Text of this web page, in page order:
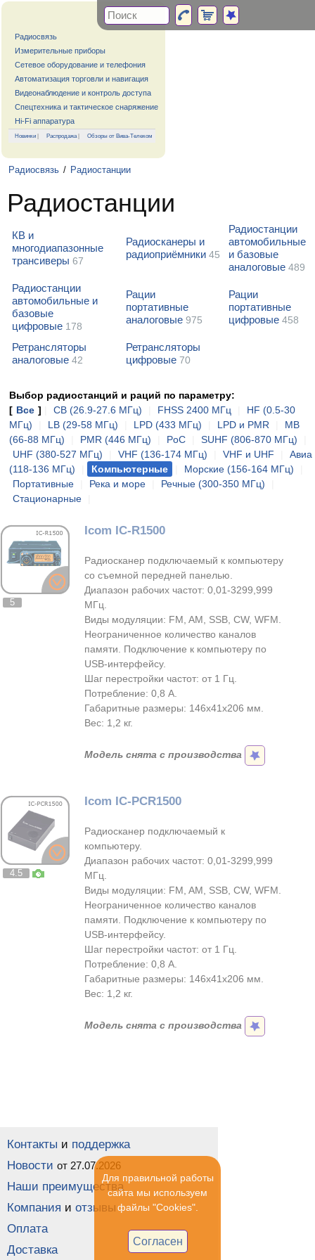
Радиосвязь
Измерительные приборы
Сетевое оборудование и телефония
Автоматизация торговли и навигация
Видеонаблюдение и контроль доступа
Спецтехника и тактическое снаряжение
Hi-Fi аппаратура
Новинки | Распродажа| Обзоры от Вива-Телеком
Радиосвязь / Радиостанции
Радиостанции
КВ и
многодиапазонные
трансиверы 67
Радиосканеры и
радиоприёмники 45
Радиостанции
автомобильные
и базовые
аналоговые 489
Радиостанции
автомобильные и
базовые
цифровые 178
Рации
портативные
аналоговые 975
Рации
портативные
цифровые 458
Ретрансляторы
аналоговые 42
Ретрансляторы
цифровые 70
Выбор радиостанций и раций по параметру:
[ Все ] CB (26.9-27.6 МГц) FHSS 2400 МГц
HF (0.5-30
МГц)
LB (29-58 МГц) LPD (433 МГц) LPD и PMR
MB
(66-88 МГц)
PMR (446 МГц) PoC SUHF (806-870 МГц)
UHF (380-527 МГц)
VHF (136-174 МГц) VHF и UHF
Авиа
(118-136 МГц)
Компьютерные Морские (156-164 МГц)
Портативные
Река и море Речные (300-350 МГц)
Стационарные
5
Icom IC-R1500
Радиосканер подключаемый к компьютеру
со съемной передней панелью.
Диапазон рабочих частот: 0,01-3299,999
МГц.
Виды модуляции: FM, AM, SSB, CW, WFM.
Неограниченное количество каналов
памяти. Подключение к компьютеру по
USB-интерфейсу.
Шаг перестройки частот: от 1 Гц.
Потребление: 0,8 А.
Габаритные размеры: 146х41х206 мм.
Вес: 1,2 кг.
Модель снята с производства
4.5
Icom IC-PCR1500
Радиосканер подключаемый к
компьютеру.
Диапазон рабочих частот: 0,01-3299,999
МГц.
Виды модуляции: FM, AM, SSB, CW, WFM.
Неограниченное количество каналов
памяти. Подключение к компьютеру по
USB-интерфейсу.
Шаг перестройки частот: от 1 Гц.
Потребление: 0,8 А.
Габаритные размеры: 146х41х206 мм.
Вес: 1,2 кг.
Модель снята с производства
Контакты и поддержка
Новости от 27.07.2026
Наши преимущества
Компания и отзывы
Оплата
Доставка
Для правильной работы
сайта мы используем
файлы "Cookies".
Согласен